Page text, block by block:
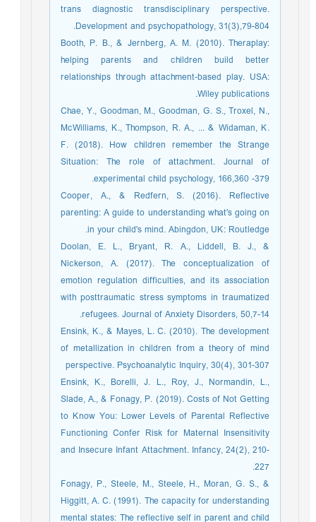
trans diagnostic transdisciplinary perspective.
Development and psychopathology, 31(3),79-804.
Booth, P. B., & Jernberg, A. M. (2010). Theraplay:
helping parents and children build better
relationships through attachment-based play. USA:
Wiley publications.
Chae, Y., Goodman, M., Goodman, G. S., Troxel, N.,
McWilliams, K., Thompson, R. A., ... & Widaman, K.
F. (2018). How children remember the Strange
Situation: The role of attachment. Journal of
experimental child psychology, 166,360 -379.
Cooper, A., & Redfern, S. (2016). Reflective
parenting: A guide to understanding what's going on
in your child's mind. Abingdon, UK: Routledge.
Doolan, E. L., Bryant, R. A., Liddell, B. J., &
Nickerson, A. (2017). The conceptualization of
emotion regulation difficulties, and its association
with posttraumatic stress symptoms in traumatized
refugees. Journal of Anxiety Disorders, 50,7-14.
Ensink, K., & Mayes, L. C. (2010). The development
of metallization in children from a theory of mind
perspective. Psychoanalytic Inquiry, 30(4), 301-307
Ensink, K., Borelli, J. L., Roy, J., Normandin, L.,
Slade, A., & Fonagy, P. (2019). Costs of Not Getting
to Know You: Lower Levels of Parental Reflective
Functioning Confer Risk for Maternal Insensitivity
and Insecure Infant Attachment. Infancy, 24(2), 210-
227.
Fonagy, P., Steele, M., Steele, H., Moran, G. S., &
Higgitt, A. C. (1991). The capacity for understanding
mental states: The reflective self in parent and child